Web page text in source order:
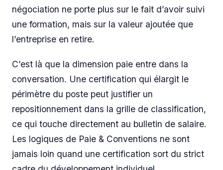
négociation ne porte plus sur le fait d’avoir suivi
une formation, mais sur la valeur ajoutée que
l’entreprise en retire.
C’est là que la dimension paie entre dans la
conversation. Une certification qui élargit le
périmètre du poste peut justifier un
repositionnement dans la grille de classification,
ce qui touche directement au bulletin de salaire.
Les logiques de Paie & Conventions ne sont
jamais loin quand une certification sort du strict